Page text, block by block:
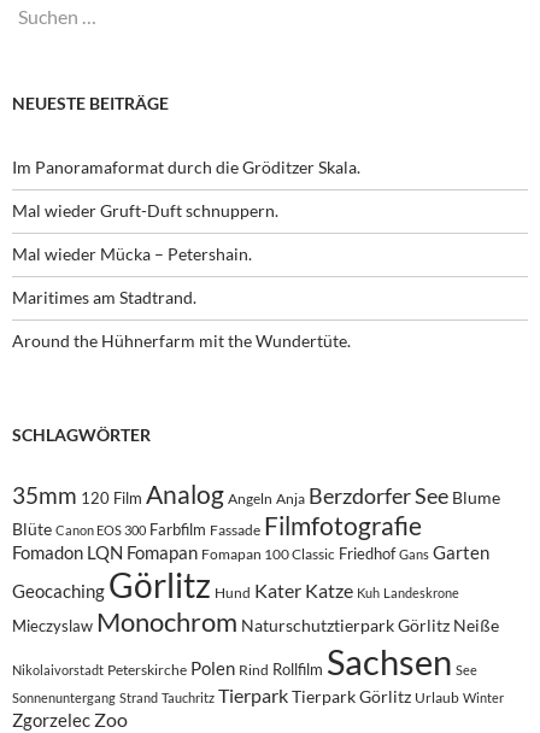
Suchen
NEUESTE BEITRÄGE
Im Panoramaformat durch die Gröditzer Skala.
Mal wieder Gruft-Duft schnuppern.
Mal wieder Mücka – Petershain.
Maritimes am Stadtrand.
Around the Hühnerfarm mit the Wundertüte.
SCHLAGWÖRTER
35mm 120 Film Analog Angeln Anja Berzdorfer See Blume
Blüte Canon EOS 300 Farbfilm Fassade Filmfotografie
Fomadon LQN Fomapan Fomapan 100 Classic Friedhof Gans Garten
Geocaching Görlitz Hund Kater Katze Kuh Landeskrone
Mieczyslaw Monochrom Naturschutztierpark Görlitz Neiße
Nikolaivorstadt Peterskirche Polen Rind Rollfilm Sachsen See
Sonnenuntergang Strand Tauchritz TierparkTierpark Görlitz Urlaub Winter
Zgorzelec Zoo